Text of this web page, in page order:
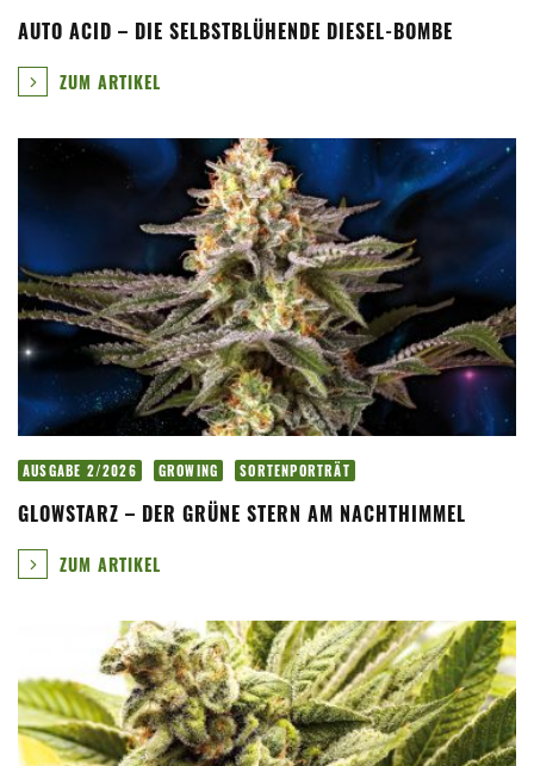
AUTO ACID – DIE SELBSTBLÜHENDE DIESEL-BOMBE
ZUM ARTIKEL
AUSGABE 2/2026 GROWING SORTENPORTRÄT
GLOWSTARZ – DER GRÜNE STERN AM NACHTHIMMEL
ZUM ARTIKEL